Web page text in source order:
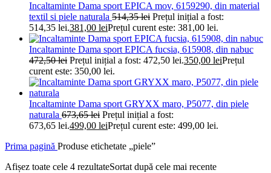
Incaltaminte Dama sport EPICA mov, 6159290, din material
textil si piele naturala 514,35lei Prețul inițial a fost:
514,35 lei.381,00 leiPrețul curent este: 381,00 lei.
Incaltaminte Dama sport EPICA fucsia, 615908, din nabuc
472,50lei Prețul inițial a fost: 472,50 lei.350,00 leiPrețul
curent este: 350,00 lei.
Incaltaminte Dama sport GRYXX maro, P5077, din piele
naturala 673,65lei Prețul inițial a fost:
673,65 lei.499,00 leiPrețul curent este: 499,00 lei.
Prima pagină Produse etichetate „piele”
Afișez toate cele 4 rezultateSortat după cele mai recente